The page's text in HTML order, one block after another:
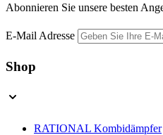
Abonnieren Sie unsere besten
E-Mail Adresse
Shop
RATIONAL Kombidämpfer